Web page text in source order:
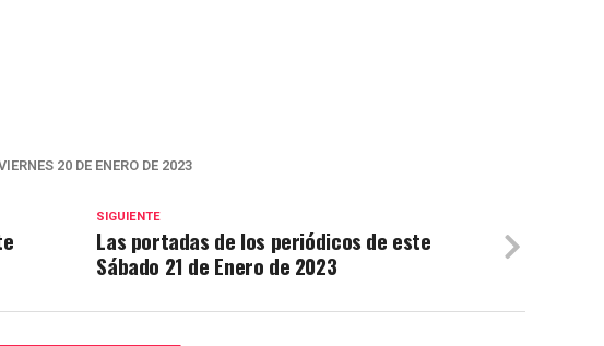
20 DE ENERO DE 2023
SIGUIENTE
Las portadas de los periódicos de este
Sábado 21 de Enero de 2023